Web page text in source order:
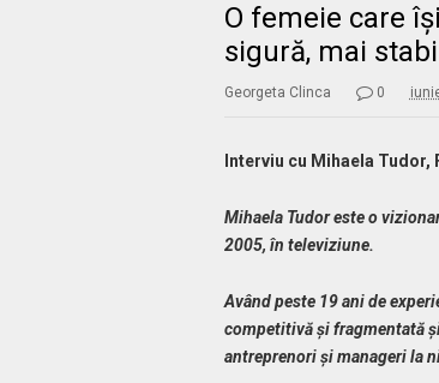
O femeie care
sigură, mai
Georgeta Clinca 0
Interviu cu Mihaela
Mihaela Tudor este o
2005, în televiziune.
Având peste 19 ani de
competitivă și fragmentată
antreprenori și manageri la